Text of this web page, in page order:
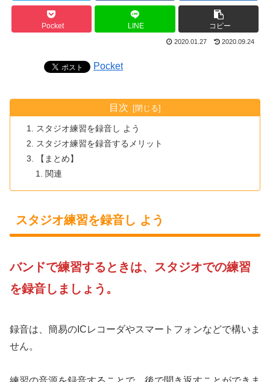
Pocket LINE コピー
2020.01.27 2020.09.24
Pocket
目次
スタジオ練習を録音し よう
スタジオ練習を録音するメリット
【まとめ】
関連
スタジオ練習を録音し よう
バンドで練習するときは、スタジオでの練習
を録音しましょう。
録音は、簡易のICレコーダやスマートフォンなどで構いま
せん。